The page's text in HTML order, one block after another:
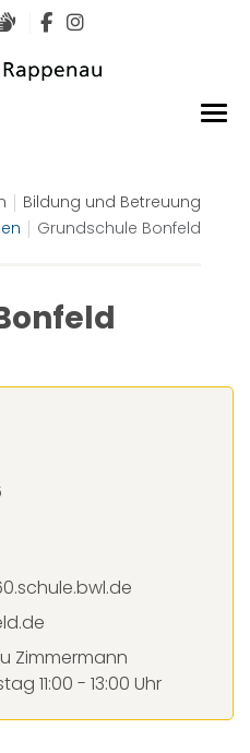
Sprache
Gebärdensprachen
Bildung und Betreuung
Grundschule Bonfeld
Zimmermann
11:00 - 13:00 Uhr